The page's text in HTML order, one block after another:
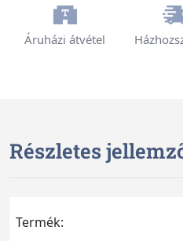
Áruházi átvétel
Részletes
Termék: